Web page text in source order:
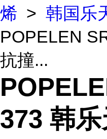
烯 > 韩国乐
POPELEN
抗撞...
373 韩